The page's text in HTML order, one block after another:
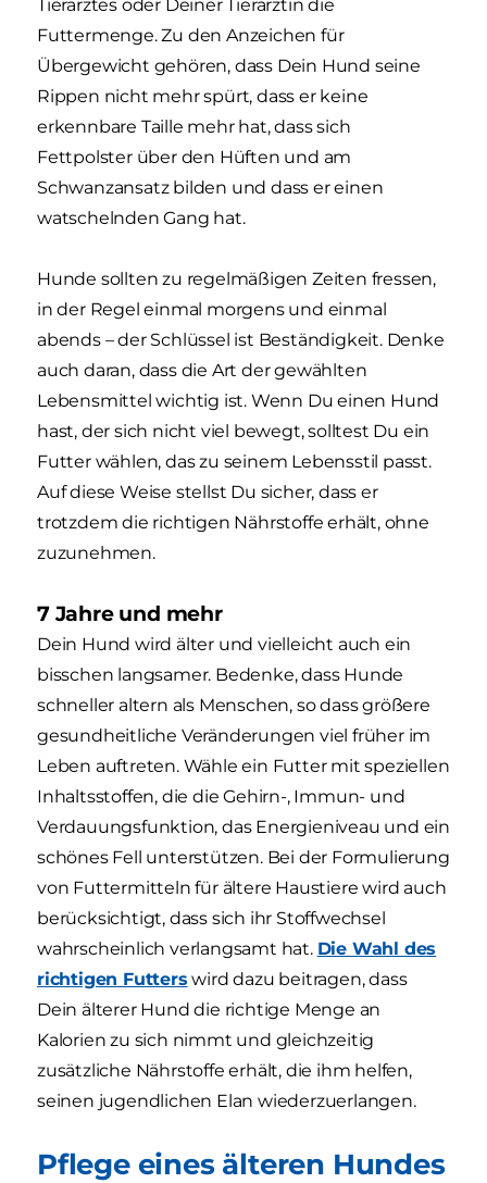
Tierarztes oder Deiner Tierärztin die
Futtermenge. Zu den Anzeichen für
Übergewicht gehören, dass Dein Hund seine
Rippen nicht mehr spürt, dass er keine
erkennbare Taille mehr hat, dass sich
Fettpolster über den Hüften und am
Schwanzansatz bilden und dass er einen
watschelnden Gang hat.
Hunde sollten zu regelmäßigen Zeiten fressen,
in der Regel einmal morgens und einmal
abends – der Schlüssel ist Beständigkeit. Denke
auch daran, dass die Art der gewählten
Lebensmittel wichtig ist. Wenn Du einen Hund
hast, der sich nicht viel bewegt, solltest Du ein
Futter wählen, das zu seinem Lebensstil passt.
Auf diese Weise stellst Du sicher, dass er
trotzdem die richtigen Nährstoffe erhält, ohne
zuzunehmen.
7 Jahre und mehr
Dein Hund wird älter und vielleicht auch ein
bisschen langsamer. Bedenke, dass Hunde
schneller altern als Menschen, so dass größere
gesundheitliche Veränderungen viel früher im
Leben auftreten. Wähle ein Futter mit speziellen
Inhaltsstoffen, die die Gehirn-, Immun- und
Verdauungsfunktion, das Energieniveau und ein
schönes Fell unterstützen. Bei der Formulierung
von Futtermitteln für ältere Haustiere wird auch
berücksichtigt, dass sich ihr Stoffwechsel
wahrscheinlich verlangsamt hat. Die Wahl des
richtigen Futters wird dazu beitragen, dass
Dein älterer Hund die richtige Menge an
Kalorien zu sich nimmt und gleichzeitig
zusätzliche Nährstoffe erhält, die ihm helfen,
seinen jugendlichen Elan wiederzuerlangen.
Pflege eines älteren Hundes